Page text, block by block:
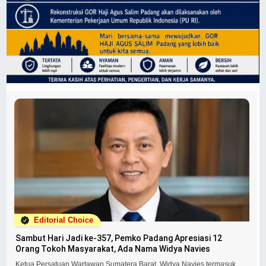
Editorial Choice
Sambut Hari Jadi ke-357, Pemko Padang Apresiasi 12
Orang Tokoh Masyarakat, Ada Nama Widya Navies